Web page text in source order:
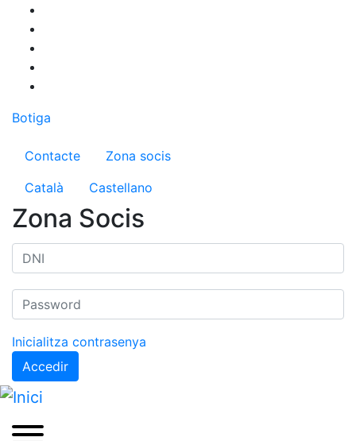
contingut
Botiga
Menú del compte d'usuari
Contacte
Zona socis
Català
Castellano
Zona Socis
Inicialitza contrasenya
Accedir